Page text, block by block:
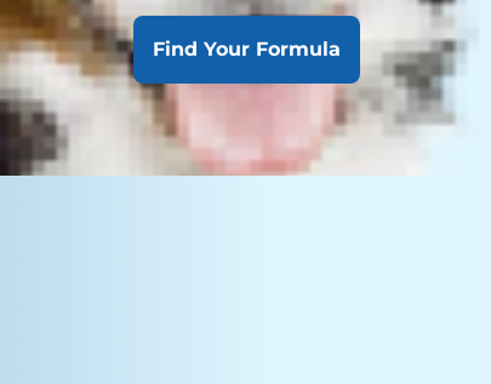
Find Your Formula